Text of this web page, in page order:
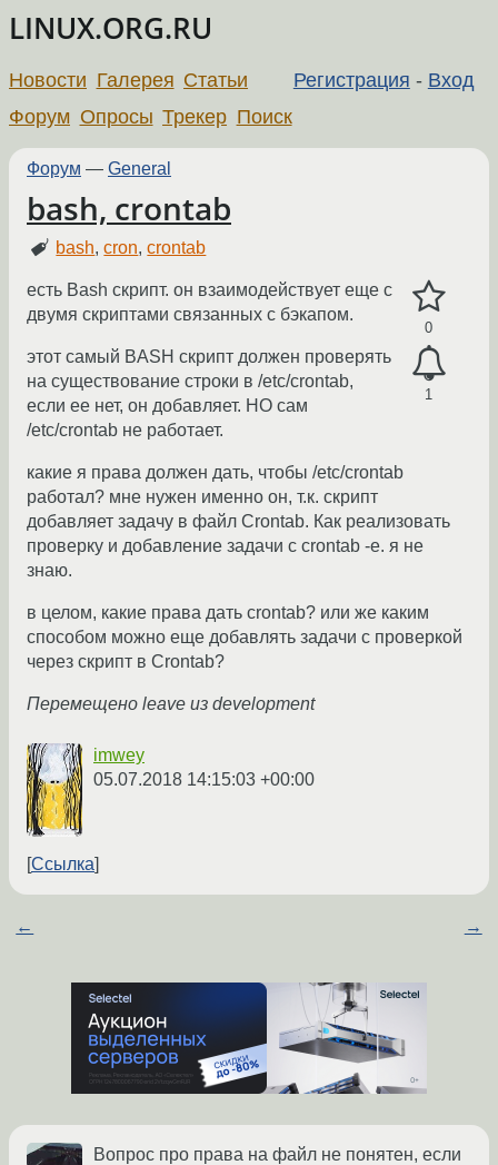
LINUX.ORG.RU
Регистрация - Вход
Новости Галерея Статьи
Форум Опросы Трекер Поиск
Форум — General
bash, crontab
bash,cron,crontab
0
1
есть Bash скрипт. он взаимодействует еще с
двумя скриптами связанных с бэкапом.
этот самый BASH скрипт должен проверять
на существование строки в /etc/crontab,
если ее нет, он добавляет. НО сам
/etc/crontab не работает.
какие я права должен дать, чтобы /etc/crontab
работал? мне нужен именно он, т.к. скрипт
добавляет задачу в файл Crontab. Как реализовать
проверку и добавление задачи с crontab -e. я не
знаю.
в целом, какие права дать crontab? или же каким
способом можно еще добавлять задачи с проверкой
через скрипт в Crontab?
Перемещено leave из development
imwey
05.07.2018 14:15:03 +00:00
Ссылка
← →
Вопрос про права на файл не понятен, если